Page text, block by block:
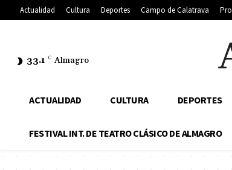
Actualidad Cultura Deportes Campo de Calatrava
33.1 C Almagro
ACTUALIDAD CULTURA DEPORTES
FESTIVAL INT. DE TEATRO CLÁSICO DE ALMAGRO